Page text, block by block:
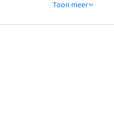
Toon meer